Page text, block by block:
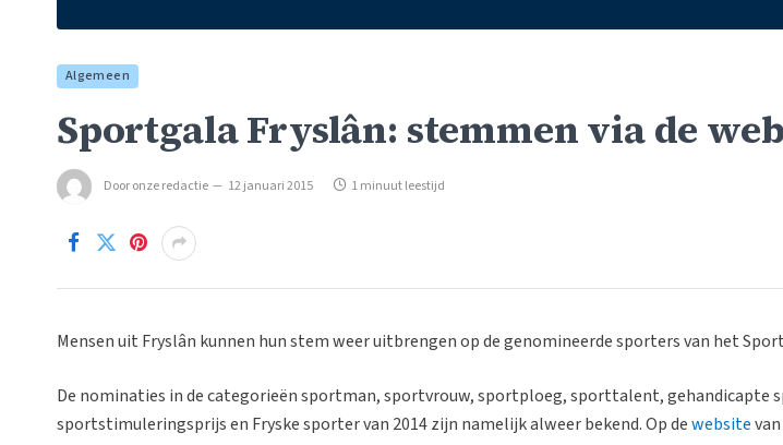
Algemeen
Sportgala Fryslân: stemmen via de
Dooronze redactie 12 januari 2015 1 minuut leestijd
Mensen uit Fryslân kunnen hun stem weer uitbrengen op de genomineerde sporters van het
De nominaties in de categorieën sportman, sportvrouw, sportploeg, sporttalent, gehandicapte
sportstimuleringsprijs en Fryske sporter van 2014 zijn namelijk alweer bekend. Op dewebsite